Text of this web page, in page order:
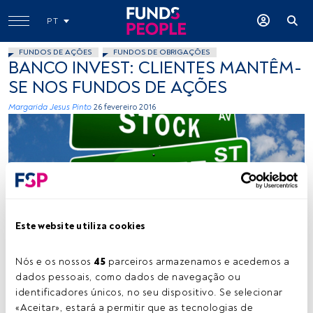
Este website utiliza cookies
Nós e os nossos 45 parceiros armazenamos e acedemos a
dados pessoais, como dados de navegação ou
identificadores únicos, no seu dispositivo. Se selecionar
«Aceitar», estará a permitir que as tecnologias de
PT
FUNDOS DE AÇÕES FUNDOS DE OBRIGAÇÕES
BANCO INVEST: CLIENTES MANTÊM-
SE NOS FUNDOS DE AÇÕES
Margarida Jesus Pinto 26 fevereiro 2016
401(K) 2013, Flickr, Creative Commons
Tempo de leitura:1 min.